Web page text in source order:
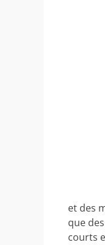
et des
que
courts